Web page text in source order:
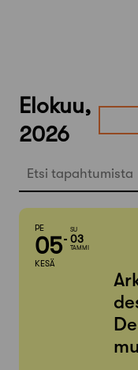
Elokuu,
2026
Etsi tapahtumista
PE
05
KESÄ
SU
03
TAMMI